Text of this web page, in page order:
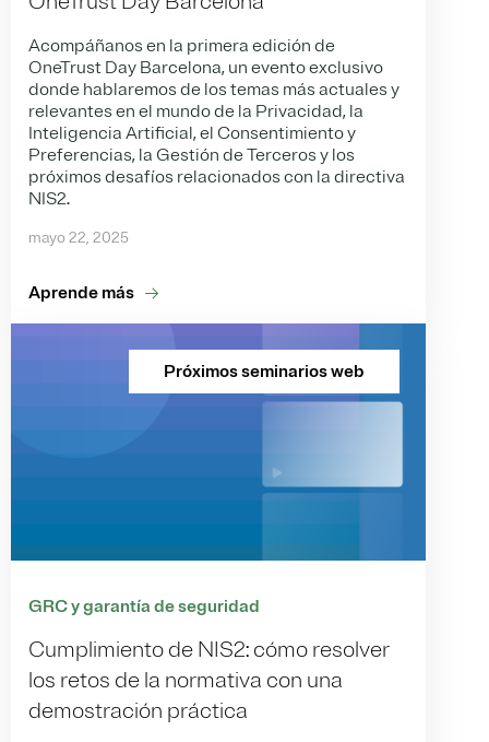
Acompáñanos en la primera edición de
OneTrust Day Barcelona, un evento exclusivo
donde hablaremos de los temas más actuales y
relevantes en el mundo de la Privacidad, la
Inteligencia Artificial, el Consentimiento y
Preferencias, la Gestión de Terceros y los
próximos desafíos relacionados con la directiva
NIS2.
mayo 22, 2025
Aprende más
Próximos seminarios web
GRC y garantía de seguridad
Cumplimiento de NIS2: cómo resolver
los retos de la normativa con una
demostración práctica